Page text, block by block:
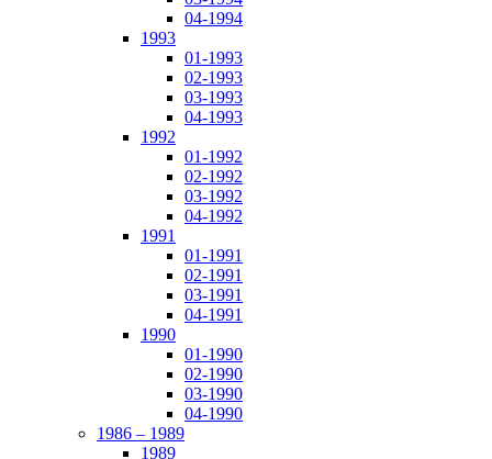
04-1994
1993
01-1993
02-1993
03-1993
04-1993
1992
01-1992
02-1992
03-1992
04-1992
1991
01-1991
02-1991
03-1991
04-1991
1990
01-1990
02-1990
03-1990
04-1990
1986 – 1989
1989